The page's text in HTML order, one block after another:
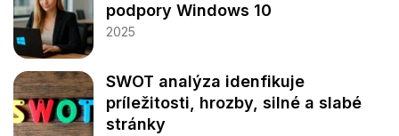
podpory Windows 10
2025
SWOT analýza idenfikuje
príležitosti, hrozby, silné a slabé
stránky